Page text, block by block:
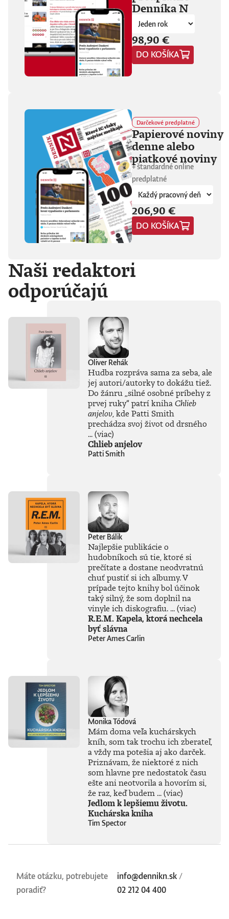
fanúšikovia aj
kritika dávajú palec
hore. Hrá pred
tisíckami ľudí na
festivaloch, vo
vypredaných sálach
aj v malých
punkových
ľudia, ktorí sa
predtým nepoznali,
vedú intenzívny
dialóg o hudbe a
stave sveta. V
štrnástich
tematicky
zameraných
kapitolách príde
okrem iného reč na
punk, trap,
rock’n’roll, Beatles,
Sex Pistols,
Dostojevského,
Hegela, Boha, GG
psychické diagnózy,
lásku, násilie,
rómstvo, working
class, anarchizmus,
okultizmus,
fašizmus, revolúciu,
imagináciu, Garáže,
gitaru, klavír,
mamu, otca aj
brata.Štyri
medzihry vo forme
posluchových
jukeboxov testujú
Denisov hudobný
rozhľad. Body
pozbiera takmer za
všetko.Za rozhovor
s Denisom Bangom
o Beatles, ktorý je
Denníka N
98,90 €
DO KOŠÍKA
Darčekové predplatné
Papierové noviny
denne alebo
piatkové noviny
+ štandardné online
predplatné
206,90 €
DO KOŠÍKA
Naši redaktori
odporúčajú
Oliver Rehák
Hudba rozpráva sama za seba, ale
jej autori/autorky to dokážu tiež.
Do žánru „silné osobné príbehy z
prvej ruky“patrí knihaChlieb
anjelov, kde Patti Smith
prechádza svoj život od drsného
...(viac)
Chlieb anjelov
Patti Smith
Peter Bálik
Najlepšie publikácie o
hudobníkoch sú tie, ktoré si
prečítate a dostane neodvratnú
chuť pustiť si ich albumy. V
prípade tejto knihy bol účinok
taký silný, že som doplnil na
vinyle ich diskografiu. ...(viac)
R.E.M. Kapela, ktorá nechcela
byť slávna
Peter Ames Carlin
Monika Tódová
Mám doma veľa kuchárskych
kníh, som tak trochu ich zberateľ,
a vždy ma potešia aj ako darček.
Priznávam, že niektoré z nich
som hlavne pre nedostatok času
ešte ani neotvorila a hovorím si,
že raz, keď budem ...(viac)
Jedlom k lepšiemu životu.
Kuchárska kniha
Tim Spector
Máte otázku, potrebujete
poradiť?
info@dennikn.sk /
02 212 04 400